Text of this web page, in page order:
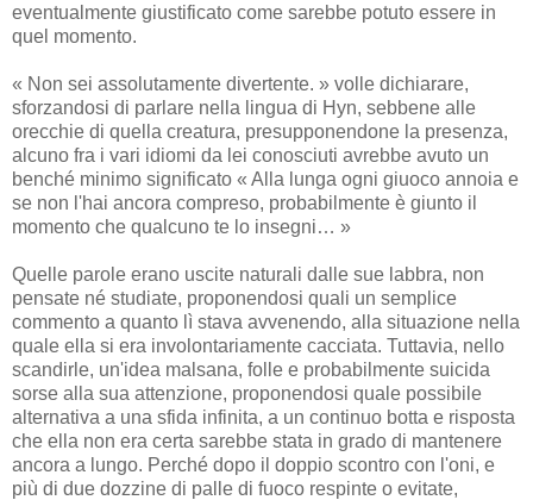
eventualmente giustificato come sarebbe potuto essere in
quel momento.
« Non sei assolutamente divertente. » volle dichiarare,
sforzandosi di parlare nella lingua di Hyn, sebbene alle
orecchie di quella creatura, presupponendone la presenza,
alcuno fra i vari idiomi da lei conosciuti avrebbe avuto un
benché minimo significato « Alla lunga ogni giuoco annoia e
se non l'hai ancora compreso, probabilmente è giunto il
momento che qualcuno te lo insegni… »
Quelle parole erano uscite naturali dalle sue labbra, non
pensate né studiate, proponendosi quali un semplice
commento a quanto lì stava avvenendo, alla situazione nella
quale ella si era involontariamente cacciata. Tuttavia, nello
scandirle, un'idea malsana, folle e probabilmente suicida
sorse alla sua attenzione, proponendosi quale possibile
alternativa a una sfida infinita, a un continuo botta e risposta
che ella non era certa sarebbe stata in grado di mantenere
ancora a lungo. Perché dopo il doppio scontro con l'oni, e
più di due dozzine di palle di fuoco respinte o evitate,